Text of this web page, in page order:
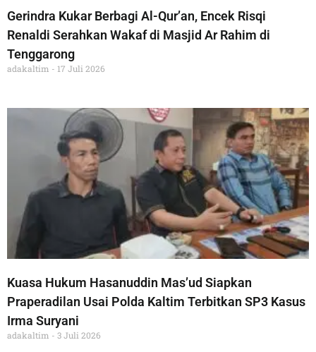
Gerindra Kukar Berbagi Al-Qur’an, Encek Risqi
Renaldi Serahkan Wakaf di Masjid Ar Rahim di
Tenggarong
adakaltim 17 Juli 2026
Kuasa Hukum Hasanuddin Mas’ud Siapkan
Praperadilan Usai Polda Kaltim Terbitkan SP3 Kasus
Irma Suryani
adakaltim 3 Juli 2026